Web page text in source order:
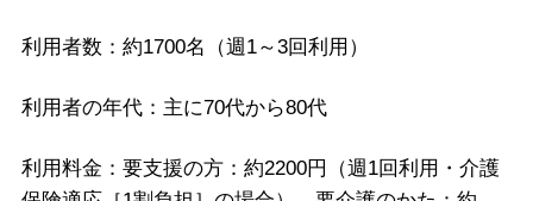
利用者数：約1700名（週1～3回利用）
利用者の年代：主に70代から80代
利用料金：要支援の方：約2200円（週1回利用・介護